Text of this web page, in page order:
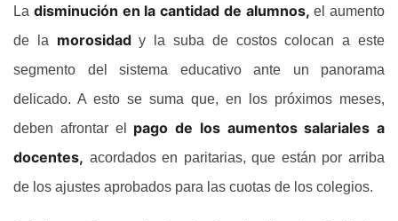
La disminución en la cantidad de alumnos,el aumento
de la morosidad y la suba de costos colocan a este
segmento del sistema educativo ante un panorama
delicado. A esto se suma que, en los próximos meses,
deben afrontar el
pago de los aumentos salariales a
docentes, acordados en paritarias, que están por arriba
de los ajustes aprobados para las cuotas de los colegios.